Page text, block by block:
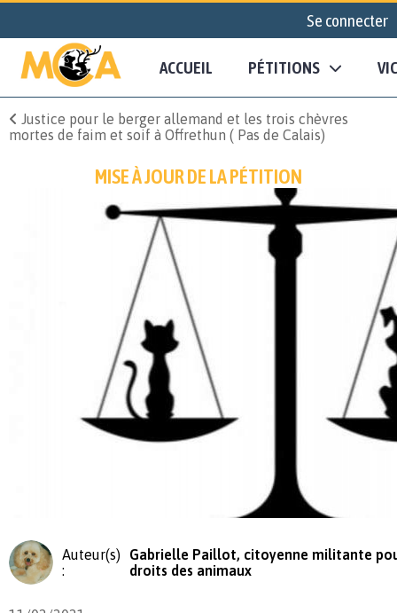
Se connecter
ACCUEIL PÉTITIONS
Justice pour le berger allemand et les trois chèvres
mortes de faim et soif à Offrethun ( Pas de Calais)
MISE À JOUR DE LA PÉTITION
Auteur(s)
:
Gabrielle Paillot, citoyenne militante
droits des animaux